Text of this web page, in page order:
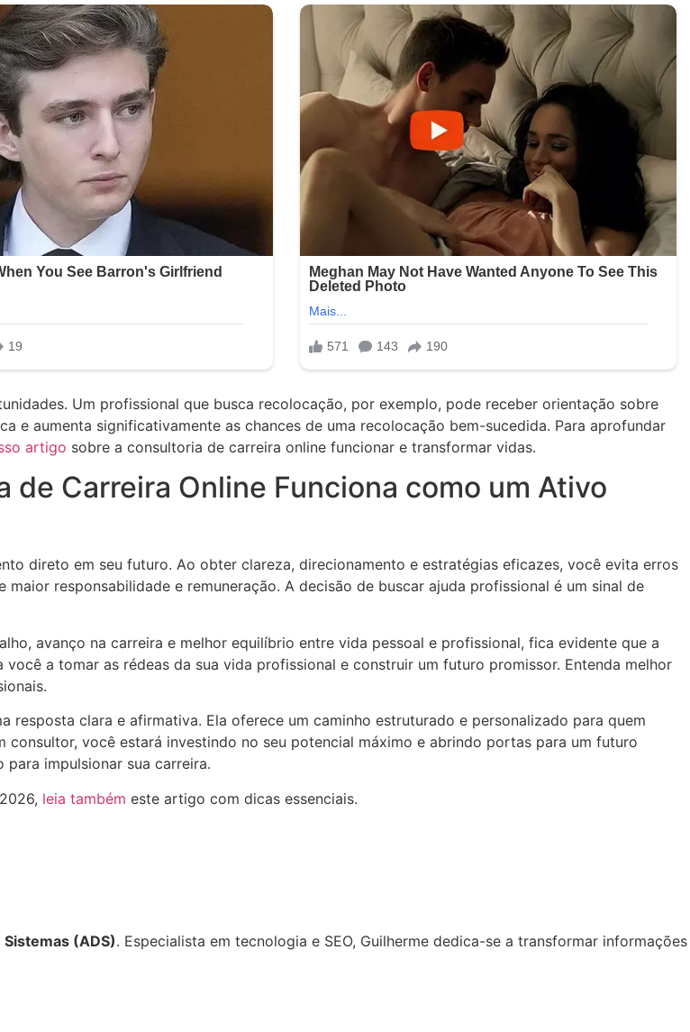
Um profissional que busca recolocação, por exemplo, pode receber orientação sobre
e aumenta significativamente as chances de uma recolocação bem-sucedida. Para aprofundar
artigo sobre a consultoria de carreira online funcionar e transformar vidas.
Carreira Online Funciona como um Ativo
direto em seu futuro. Ao obter clareza, direcionamento e estratégias eficazes, você evita erros
responsabilidade e remuneração. A decisão de buscar ajuda profissional é um sinal de
avanço na carreira e melhor equilíbrio entre vida pessoal e profissional, fica evidente que a
a tomar as rédeas da sua vida profissional e construir um futuro promissor. Entenda melhor
resposta clara e afirmativa. Ela oferece um caminho estruturado e personalizado para quem
você estará investindo no seu potencial máximo e abrindo portas para um futuro
impulsionar sua carreira.
leia também este artigo com dicas essenciais.
(ADS). Especialista em tecnologia e SEO, Guilherme dedica-se a transformar informações